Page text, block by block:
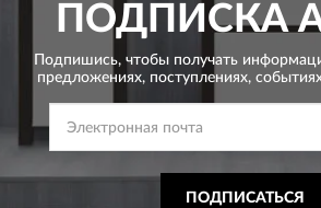
ПОДПИСКА
Подпишись, чтобы получать
предложениях, поступлениях,
ПОДПИСАТЬСЯ